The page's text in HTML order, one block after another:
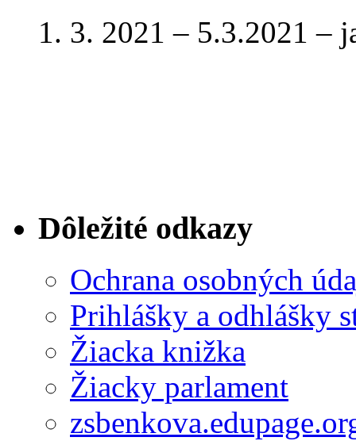
1. 3. 2021 – 5.3.2021 –
Dôležité odkazy
Ochrana osobných
Prihlášky a odhlášky
Žiacka knižka
Žiacky parlament